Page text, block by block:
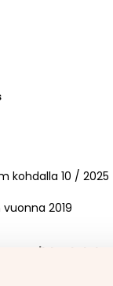
kohdalla 10 / 2025
2019